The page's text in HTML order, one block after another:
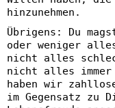
hinzunehmen.
Übrigens: Du
oder weniger
nicht alles
nicht alles immer
haben wir
im Gegensatz zu